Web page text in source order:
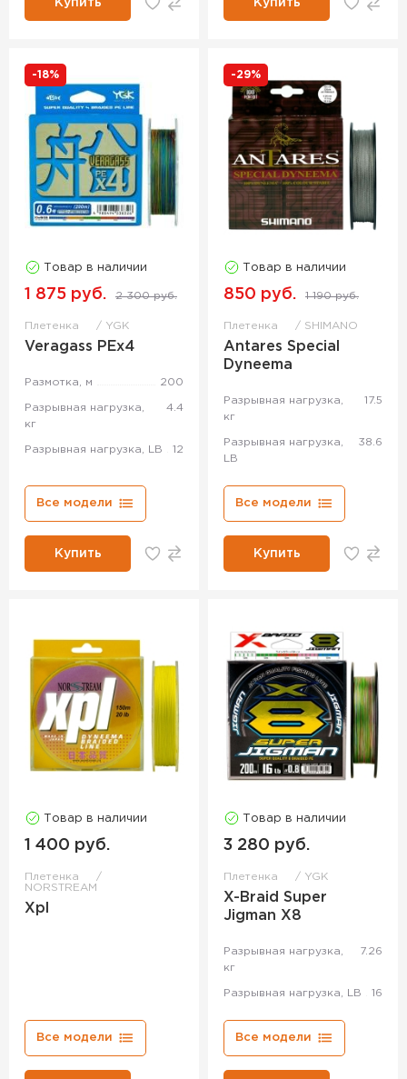
Купить Купить
-18%
Товар в наличии
1 875 руб. 2 300 руб.
Плетенка YGK
Veragass PEx4
Размотка, м 200
Разрывная нагрузка,
кг
4.4
Разрывная нагрузка, LB 12
Все модели
Купить
-29%
Товар в наличии
850 руб. 1 190 руб.
Плетенка SHIMANO
Antares Special
Dyneema
Разрывная нагрузка,
кг
17.5
Разрывная нагрузка,
LB
38.6
Все модели
Купить
Товар в наличии
1 400 руб.
Плетенка
NORSTREAM
Xpl
Все модели
Товар в наличии
3 280 руб.
Плетенка YGK
X-Braid Super
Jigman X8
Разрывная нагрузка,
кг
7.26
Разрывная нагрузка, LB 16
Все модели